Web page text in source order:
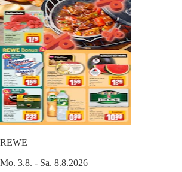
REWE
Mo. 3.8. - Sa. 8.8.2026